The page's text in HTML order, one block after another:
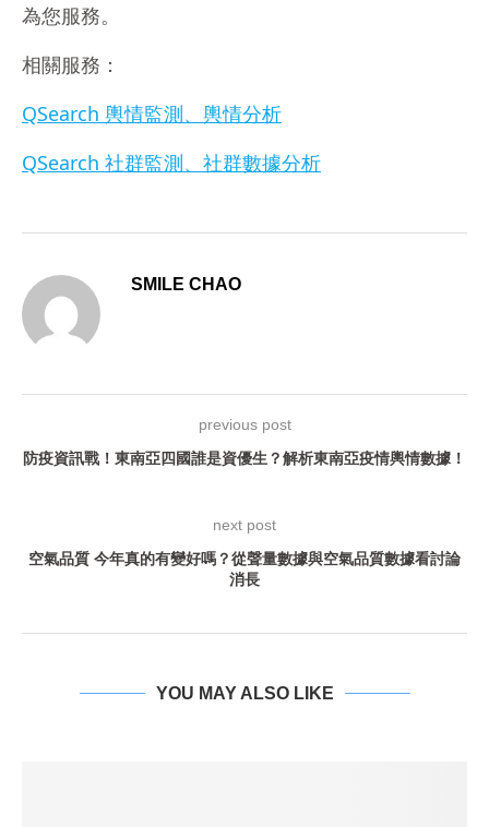
為您服務。
相關服務：
QSearch 輿情監測、輿情分析
QSearch 社群監測、社群數據分析
SMILE CHAO
previous post
防疫資訊戰！東南亞四國誰是資優生？解析東南亞疫情輿情數據！
next post
空氣品質 今年真的有變好嗎？從聲量數據與空氣品質數據看討論
消長
YOU MAY ALSO LIKE